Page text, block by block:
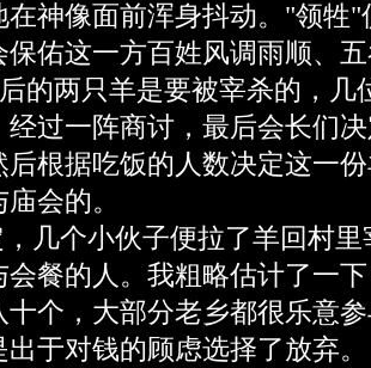
在神像面前浑身抖动。"领牲
保佑这一方百姓风调雨顺、
两只羊是要被宰杀的，几
经过一阵商讨，最后会长们
后根据吃饭的人数决定这一
会的。
个小伙子便拉了羊回村里
会餐的人。我粗略估计了一
十个，大部分老乡都很乐意
于对钱的顾虑选择了放弃。